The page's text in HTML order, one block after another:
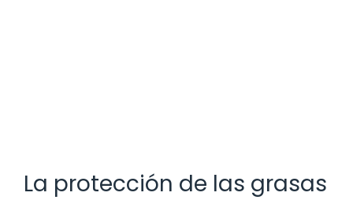
La protección de las grasas